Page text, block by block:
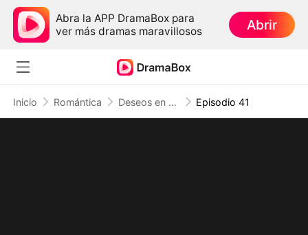
Abra la APP DramaBox para
ver más dramas maravillosos
Abrir
Inicio Romántica Deseos en el Fuego Episodio 41